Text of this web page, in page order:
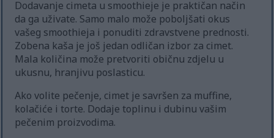
Dodavanje cimeta u smoothieje je praktičan način
da ga uživate. Samo malo može poboljšati okus
vašeg smoothieja i ponuditi zdravstvene prednosti.
Zobena kaša je još jedan odličan izbor za cimet.
Mala količina može pretvoriti običnu zdjelu u
ukusnu, hranjivu poslasticu.
Ako volite pečenje, cimet je savršen za muffine,
kolačiće i torte. Dodaje toplinu i dubinu vašim
pečenim proizvodima.